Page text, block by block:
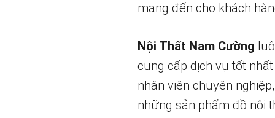
mang đến cho khách
Nội Thất Nam Cường
cung cấp dịch vụ tốt
nhân viên chuyên
những sản phẩm đồ nội